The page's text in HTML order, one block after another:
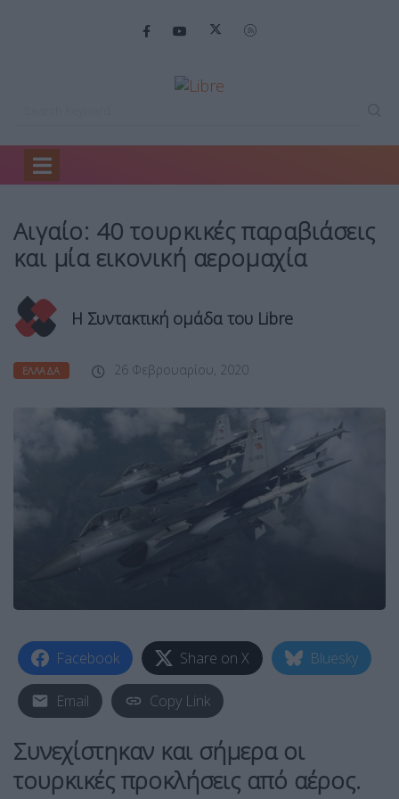
Home
Αιγαίο: 40 τουρκικές παραβιάσεις
και μία εικονική αερομαχία
Η Συντακτική ομάδα του Libre
ΕΛΛΆΔΑ 26 Φεβρουαρίου, 2020
Facebook Share on X Bluesky
Email Copy Link
Συνεχίστηκαν και σήμερα οι
τουρκικές προκλήσεις από αέρος.